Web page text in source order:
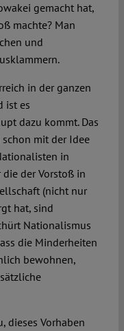
gemacht hat,
machte? Man
und
in der ganzen
ist es
dazu kommt. Das
mit der Idee
in
der Vorstoß in
(nicht nur
hat, sind
Nationalismus
die Minderheiten
bewohnen,
dieses Vorhaben